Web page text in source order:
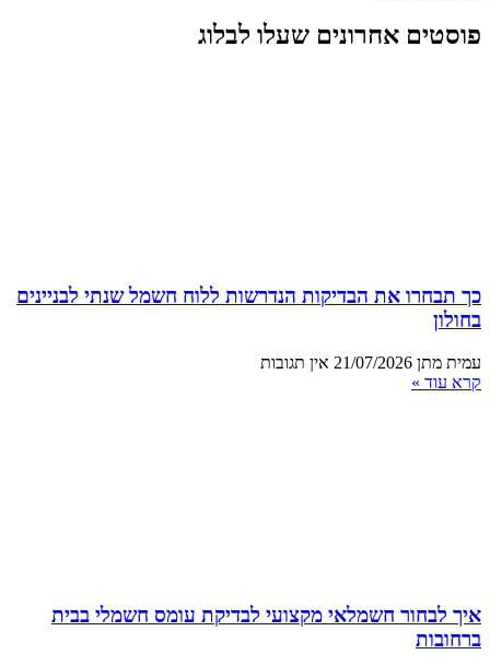
פוסטים אחרונים שעלו לבלוג
כך תבחרו את הבדיקות הנדרשות ללוח חשמל שנתי לבניינים
בחולון
עמית מתן 21/07/2026 אין תגובות
קרא עוד »
איך לבחור חשמלאי מקצועי לבדיקת עומס חשמלי בבית
ברחובות